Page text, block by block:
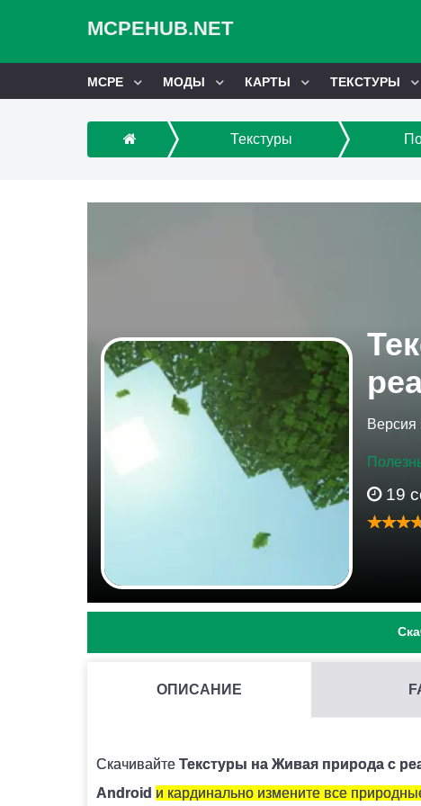
MCPEHUB.NET
MCPE МОДЫ КАРТЫ ТЕКСТУРЫ
Текстуры
Версия
19
ОПИСАНИЕ
Скачивайте Текстуры на Живая природа с
Android и кардинально измените все